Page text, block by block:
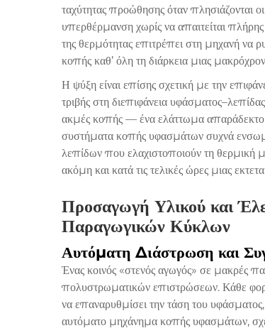
ταχύτητας προώθησης όταν πλησιάζονται
υπερθέρμανση χωρίς να απαιτείται
της θερμότητας επιτρέπει στη μηχανή να
κοπής καθ’ όλη τη διάρκεια μιας
Η ψύξη είναι επίσης σχετική με την
τριβής στη διεπιφάνεια
ακμές κοπής — ένα ελάττωμα απαράδεκτο
συστήματα κοπής υφασμάτων συχνά
λεπίδων που ελαχιστοποιούν τη θερμική
ακόμη και κατά τις τελικές ώρες μιας
Προσαγωγή Υλικού και
Παραγωγικών Κύκλων
Αυτόματη Διάστρωση και
Ένας κοινός «στενός αγωγός» σε μακρές
πολυστρωματικών επιστρώσεων. Κάθε
να επαναρυθμίσει την τάση του
αυτόματο μηχάνημα κοπής υφασμάτων,